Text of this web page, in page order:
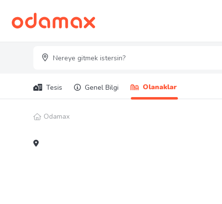
Tesis Genel Bilgi Olanaklar
Odamax